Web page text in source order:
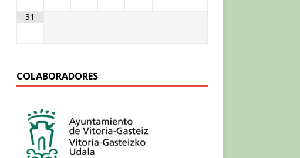
31
COLABORADORES